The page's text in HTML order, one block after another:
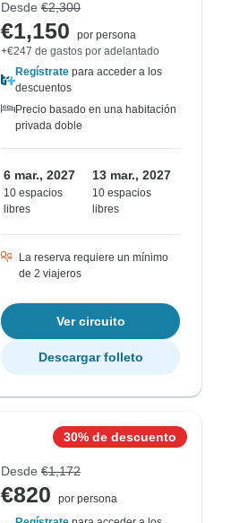
Desde €2,300
€1,150
por persona
+€247 de gastos por adelantado
Regístrate para acceder a los
descuentos
Precio basado en una habitación
privada doble
6 mar., 2027
10 espacios
libres
13 mar., 2027
10 espacios
libres
La reserva requiere un mínimo
de 2 viajeros
Ver circuito
Descargar folleto
30% de descuento
Desde €1,172
€820
por persona